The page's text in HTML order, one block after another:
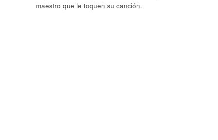
maestro que le toquen su canción.